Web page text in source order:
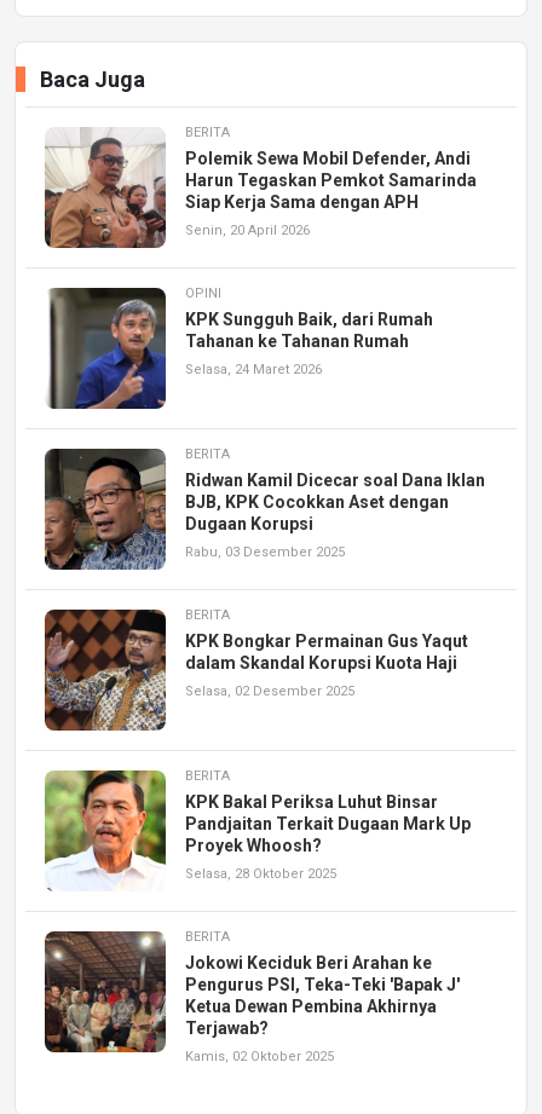
Baca Juga
BERITA
Polemik Sewa Mobil Defender, Andi
Harun Tegaskan Pemkot Samarinda
Siap Kerja Sama dengan APH
Senin, 20 April 2026
OPINI
KPK Sungguh Baik, dari Rumah
Tahanan ke Tahanan Rumah
Selasa, 24 Maret 2026
BERITA
Ridwan Kamil Dicecar soal Dana Iklan
BJB, KPK Cocokkan Aset dengan
Dugaan Korupsi
Rabu, 03 Desember 2025
BERITA
KPK Bongkar Permainan Gus Yaqut
dalam Skandal Korupsi Kuota Haji
Selasa, 02 Desember 2025
BERITA
KPK Bakal Periksa Luhut Binsar
Pandjaitan Terkait Dugaan Mark Up
Proyek Whoosh?
Selasa, 28 Oktober 2025
BERITA
Jokowi Keciduk Beri Arahan ke
Pengurus PSI, Teka-Teki 'Bapak J'
Ketua Dewan Pembina Akhirnya
Terjawab?
Kamis, 02 Oktober 2025